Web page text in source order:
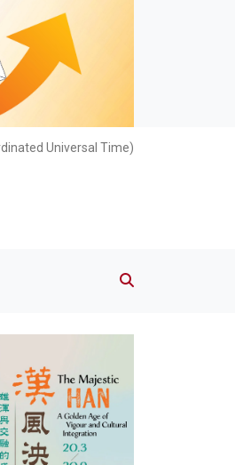
Universal Time)